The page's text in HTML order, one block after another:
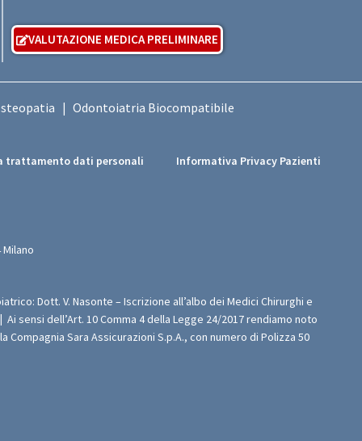
VALUTAZIONE MEDICA PRELIMINARE
Odontoiatria Biocompatibile
trattamento dati personali Informativa Privacy Pazienti
Dott. V. Nasonte – Iscrizione all’albo dei Medici Chirurghi e
Ai sensi dell’Art. 10 Comma 4 della Legge 24/2017 rendiamo noto
Sara Assicurazioni S.p.A., con numero di Polizza 50